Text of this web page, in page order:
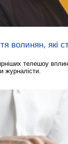
волинян, які
телешоу
журналісти.